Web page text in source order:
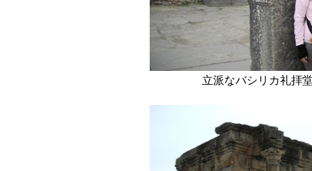
立派なバシリカ礼拝